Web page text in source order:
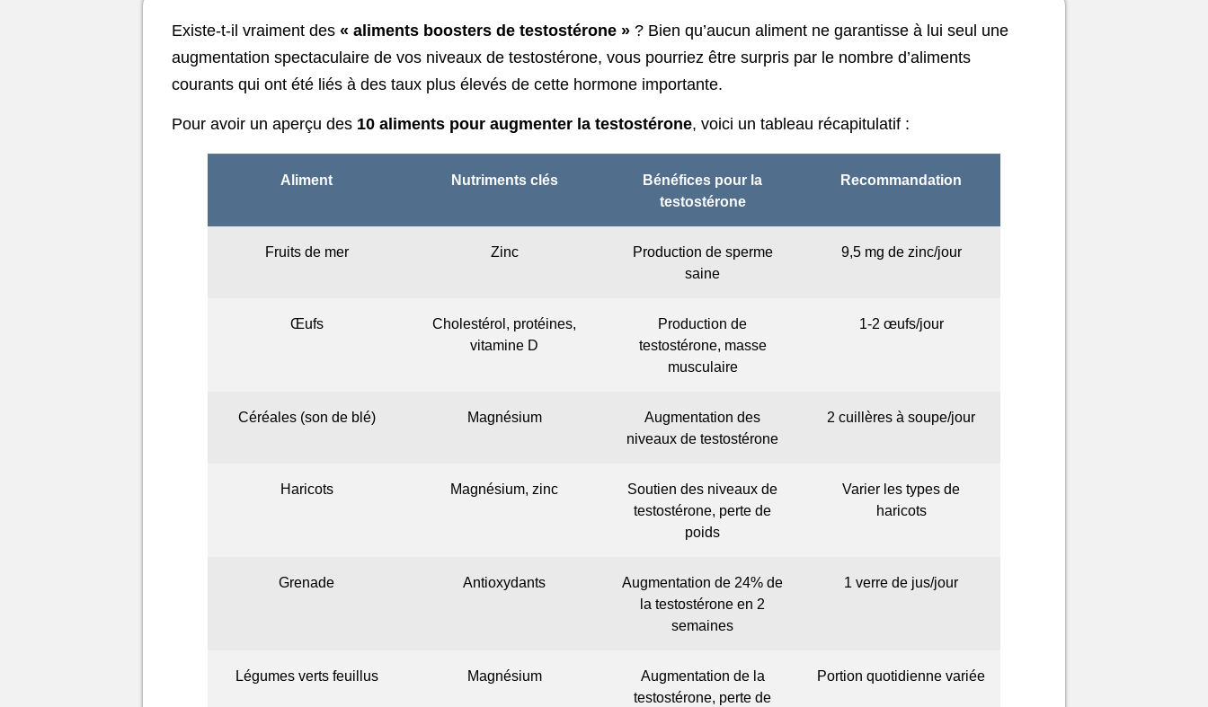
Existe-t-il vraiment des « aliments boosters de testostérone » ? Bien qu’aucun aliment ne garantisse à lui seul une
augmentation spectaculaire de vos niveaux de testostérone, vous pourriez être surpris par le nombre d’aliments
courants qui ont été liés à des taux plus élevés de cette hormone importante.
Pour avoir un aperçu des 10 aliments pour augmenter la testostérone, voici un tableau récapitulatif :
Aliment Nutriments clés
Bénéfices pour la
testostérone
Recommandation
Fruits de mer Zinc
Production de sperme
saine
9,5 mg de zinc/jour
Œufs
Cholestérol, protéines,
vitamine D
Production de
testostérone, masse
musculaire
1-2 œufs/jour
Céréales (son de blé) Magnésium
Augmentation des
niveaux de testostérone
2 cuillères à soupe/jour
Haricots Magnésium, zinc
Soutien des niveaux de
testostérone, perte de
poids
Varier les types de
haricots
Grenade Antioxydants
Augmentation de 24% de
la testostérone en 2
semaines
1 verre de jus/jour
Légumes verts feuillus Magnésium
Augmentation de la
testostérone, perte de
Portion quotidienne variée